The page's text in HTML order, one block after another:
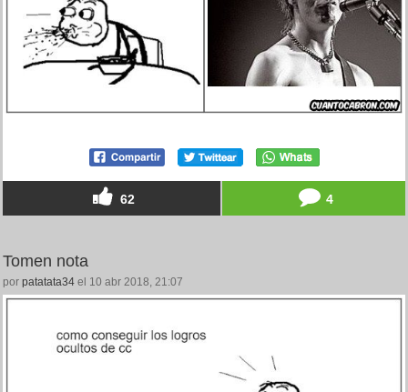
62 4
Tomen nota
por patatata34 el 10 abr 2018, 21:07